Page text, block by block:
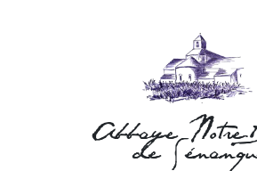
Abbaye Notre-
de